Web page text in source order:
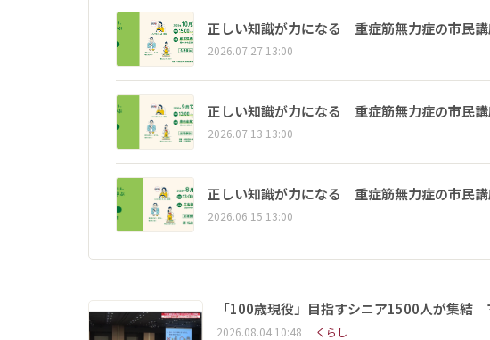
正しい知識が力になる 重症筋無力症の市民
2026.07.27 13:00
正しい知識が力になる 重症筋無力症の市民
2026.07.13 13:00
正しい知識が力になる 重症筋無力症の市民
2026.06.15 13:00
「100歳現役」目指すシニア1500人が集結
2026.08.04 10:48 くらし